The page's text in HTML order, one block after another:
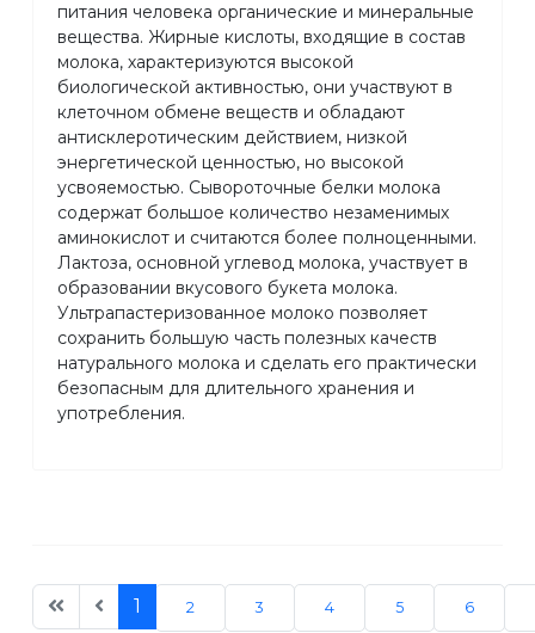
питания человека органические и минеральные
вещества. Жирные кислоты, входящие в состав
молока, характеризуются высокой
биологической активностью, они участвуют в
клеточном обмене веществ и обладают
антисклеротическим действием, низкой
энергетической ценностью, но высокой
усвояемостью. Сывороточные белки молока
содержат большое количество незаменимых
аминокислот и считаются более полноценными.
Лактоза, основной углевод молока, участвует в
образовании вкусового букета молока.
Ультрапастеризованное молоко позволяет
сохранить большую часть полезных качеств
натурального молока и сделать его практически
безопасным для длительного хранения и
употребления.
1 2 3 4 5 6